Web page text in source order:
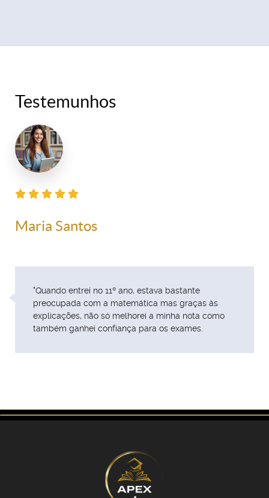
Testemunhos
Maria Santos
"Quando entrei no 11º ano, estava bastante
preocupada com a matemática mas graças às
explicações, não só melhorei a minha nota como
também ganhei confiança para os exames.